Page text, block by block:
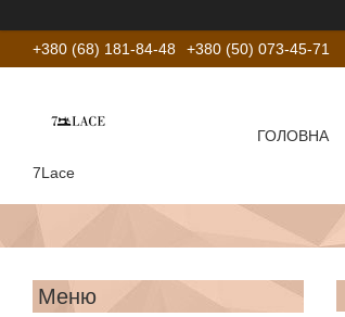
+380 (68) 181-84-48 +380 (50) 073-45-71
7Lace
ГОЛОВНА